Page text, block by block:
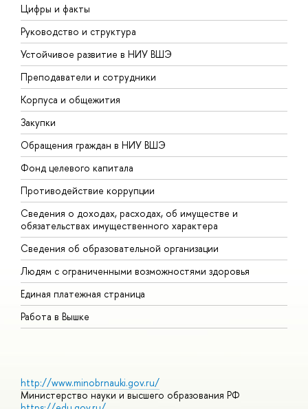
Цифры и факты
Руководство и структура
Устойчивое развитие в НИУ ВШЭ
Преподаватели и сотрудники
Корпуса и общежития
Закупки
Обращения граждан в НИУ ВШЭ
Фонд целевого капитала
Противодействие коррупции
Сведения о доходах, расходах, об имуществе и
обязательствах имущественного характера
Сведения об образовательной организации
Людям с ограниченными возможностями здоровья
Единая платежная страница
Работа в Вышке
http://www.minobrnauki.gov.ru/
Министерство науки и высшего образования РФ